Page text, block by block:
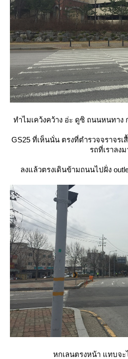
ทำไมเคว้งคว้าง อ่ะ ดูซิ ถนนหนทาง
GS25 ที่เห็นนั่น ตรงที่ตำรวจจราจร
รถที่เราลงม
ลงแล้วตรงเดินข้ามถนนไปฝั่ง
หกเลนตรงหน้า แทบจ